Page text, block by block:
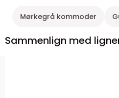
Mørkegrå kommoder
Sammenlign med